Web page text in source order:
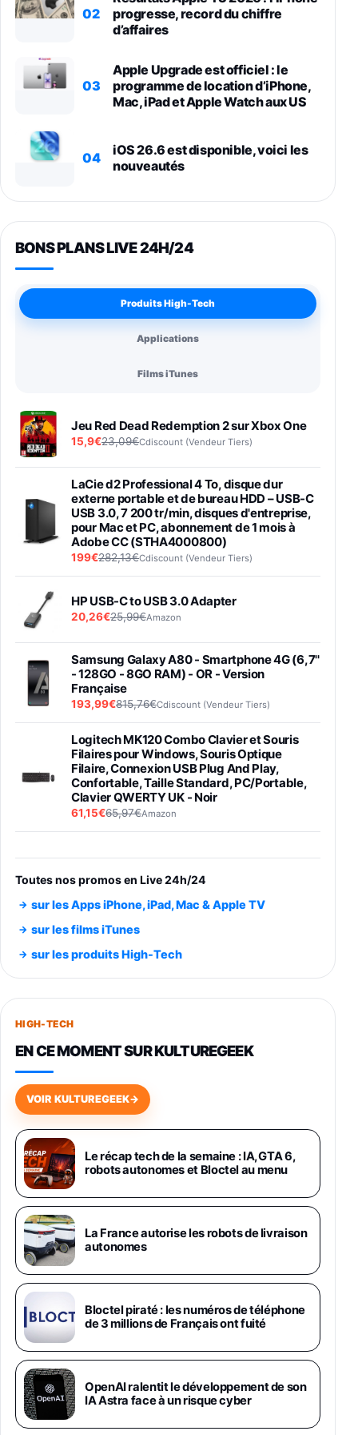
02
progresse, record du chiffre
d’affaires
03
Apple Upgrade est officiel : le
programme de location d’iPhone,
Mac, iPad et Apple Watch aux US
04
iOS 26.6 est disponible, voici les
nouveautés
BONS PLANS LIVE 24H/24
Produits High-Tech
Applications
Films iTunes
Jeu Red Dead Redemption 2 sur Xbox One
15,9€23,09€Cdiscount (Vendeur Tiers)
LaCie d2 Professional 4 To, disque dur
externe portable et de bureau HDD – USB-C
USB 3.0, 7 200 tr/min, disques d'entreprise,
pour Mac et PC, abonnement de 1 mois à
Adobe CC (STHA4000800)
199€282,13€Cdiscount (Vendeur Tiers)
HP USB-C to USB 3.0 Adapter
20,26€25,99€Amazon
Samsung Galaxy A80 - Smartphone 4G (6,7''
- 128GO - 8GO RAM) - OR - Version
Française
193,99€815,76€Cdiscount (Vendeur Tiers)
Logitech MK120 Combo Clavier et Souris
Filaires pour Windows, Souris Optique
Filaire, Connexion USB Plug And Play,
Confortable, Taille Standard, PC/Portable,
Clavier QWERTY UK - Noir
61,15€65,97€Amazon
entraénement direct 3 vitesses (33-45-78
trs/min) avec pre-ampli intégré et port USB
Smartphone SAMSUNG Galaxy S26 Ultra
891,99€1199€Fnac (Vendeur Tiers)
Smartphone SAMSUNG Galaxy S26+ Violet
749,99€
648,63€834,71€
Samsung Galaxy Miracle Ultra, Smartphone
Android 5G avec Galaxy AI, 512 Go,
Chargeur Secteur Rapide 25W Inclus,
Smartphone déverrouillé, Noir, Version FR
1019€
Galaxy S26 Ultra 512 Go Bleu
1019€1399€Fnac (Vendeur Tiers)
Galaxy S26 Ultra 256 Go Violet
892€1199€Fnac (Vendeur Tiers)
Philips SHK2000BL - Casque Enfant - Bleu &
Répartiteur Audio 5 Casques, Blanc
24,94€29,96€Fnac (Vendeur Tiers)
Asus RT-AC59U Routeur sans Fil Double
Toutes nos promos en Live 24h/24
sur les Apps iPhone, iPad, Mac & Apple TV
sur les films iTunes
sur les produits High-Tech
HIGH-TECH
EN CE MOMENT SUR KULTUREGEEK
VOIR KULTUREGEEK→
Le récap tech de la semaine : IA, GTA 6,
robots autonomes et Bloctel au menu
La France autorise les robots de livraison
autonomes
Bloctel piraté : les numéros de téléphone
de 3 millions de Français ont fuité
OpenAI ralentit le développement de son
IA Astra face à un risque cyber